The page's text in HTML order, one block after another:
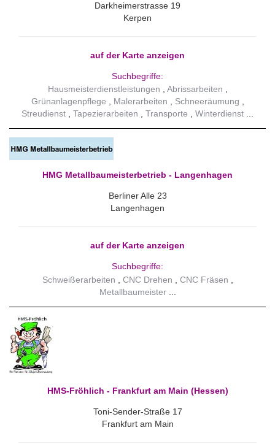
Darkheimerstrasse 19
Kerpen
auf der Karte anzeigen
Suchbegriffe:
Hausmeisterdienstleistungen
Abrissarbeiten
Grünanlagenpflege
Malerarbeiten
Schneeräumung
Streudienst
Tapezierarbeiten Transporte Winterdienst
HMG Metallbaumeisterbetrieb - Langenhagen
Berliner Alle 23
Langenhagen
auf der Karte anzeigen
Suchbegriffe:
Schweißerarbeiten
CNC Drehen
CNC Fräsen
Metallbaumeister
HMS-Fröhlich - Frankfurt am Main (Hessen)
Toni-Sender-Straße 17
Frankfurt am Main